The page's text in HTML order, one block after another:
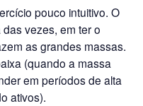
pouco intuitivo. O
vezes, em ter o
as grandes massas.
(quando a massa
em períodos de alta
ativos).